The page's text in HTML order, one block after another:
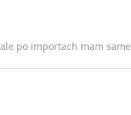
po importach mam same